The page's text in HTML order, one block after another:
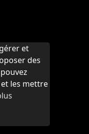
et
des
les mettre